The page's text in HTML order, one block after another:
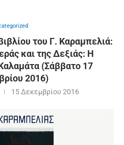
του Γ. Καραμπελιά:
και της Δεξιάς: Η
(Σάββατο 17
2016)
15 Δεκεμβρίου 2016